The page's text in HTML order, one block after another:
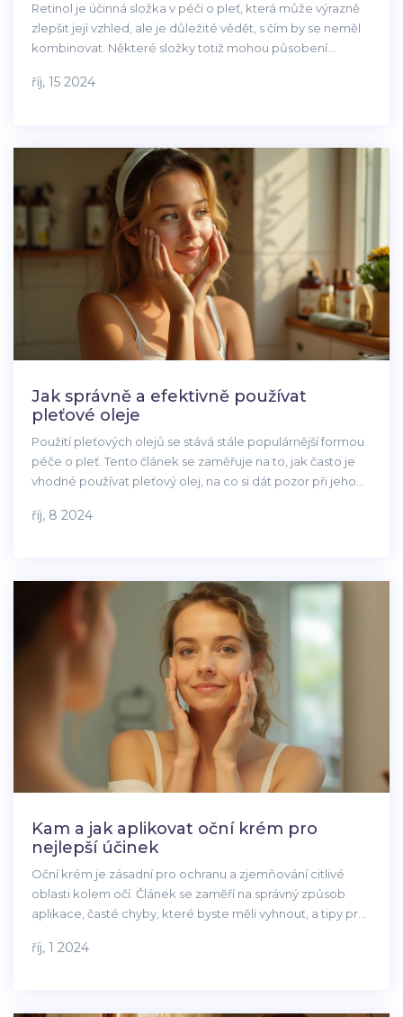
Retinol je účinná složka v péči o pleť, která může výrazně
zlepšit její vzhled, ale je důležité vědět, s čím by se neměl
kombinovat. Některé složky totiž mohou působení
pokožky. Tento článek poskytuje užitečné informace o
rady pro bezpečné použití retinolu v každodenní rutině.
říj, 15 2024
Jak správně a efektivně používat
pleťové oleje
Použití pleťových olejů se stává stále populárnější formou
péče o pleť. Tento článek se zaměřuje na to, jak často je
vhodné používat pleťový olej, na co si dát pozor při jeho
vaší denní rutiny bez ohledu na typ pleti. Přinášíme vám
říj, 8 2024
Kam a jak aplikovat oční krém pro
nejlepší účinek
Oční krém je zásadní pro ochranu a zjemňování citlivé
oblasti kolem očí. Článek se zaměří na správný způsob
aplikace, časté chyby, které byste měli vyhnout, a tipy pro
nejlepší čas aplikovat krém a jaké ingredience hledat.
říj, 1 2024